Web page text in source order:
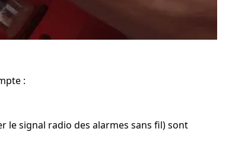
:
le signal radio des alarmes sans fil) sont